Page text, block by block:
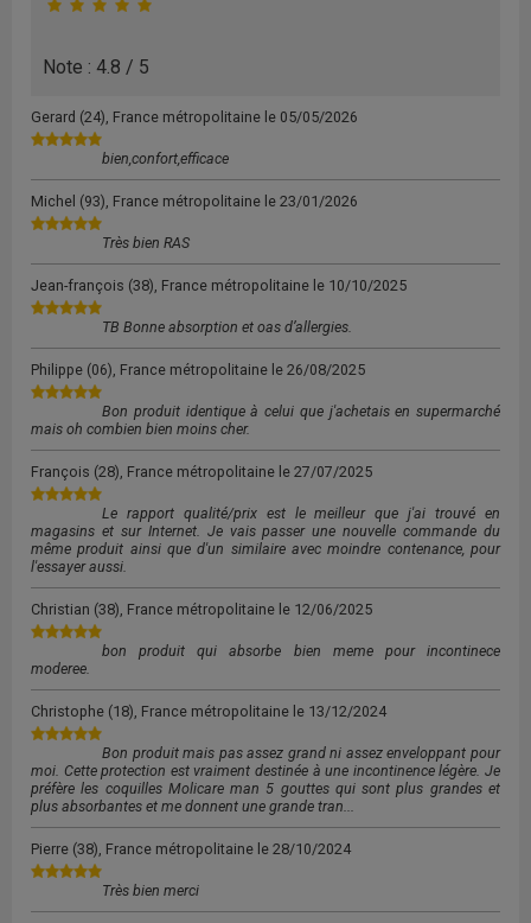
Note : 4.8 / 5
Gerard (24), France métropolitaine le 05/05/2026
bien,confort,efficace
Michel (93), France métropolitaine le 23/01/2026
Très bien RAS
Jean-françois (38), France métropolitaine le 10/10/2025
TB Bonne absorption et oas d’allergies.
Philippe (06), France métropolitaine le 26/08/2025
Bon produit identique à celui que j'achetais en supermarché
mais oh combien bien moins cher.
François (28), France métropolitaine le 27/07/2025
Le rapport qualité/prix est le meilleur que j'ai trouvé en
magasins et sur Internet. Je vais passer une nouvelle commande du
même produit ainsi que d'un similaire avec moindre contenance, pour
l'essayer aussi.
Christian (38), France métropolitaine le 12/06/2025
bon produit qui absorbe bien meme pour incontinece
moderee.
Christophe (18), France métropolitaine le 13/12/2024
Bon produit mais pas assez grand ni assez enveloppant pour
moi. Cette protection est vraiment destinée à une incontinence légère. Je
préfère les coquilles Molicare man 5 gouttes qui sont plus grandes et
plus absorbantes et me donnent une grande tran...
Pierre (38), France métropolitaine le 28/10/2024
Très bien merci